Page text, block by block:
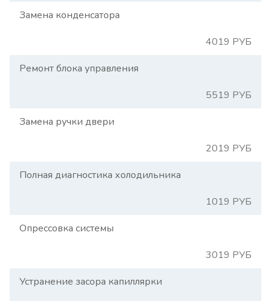
Замена конденсатора
4019 РУБ
Ремонт блока управления
5519 РУБ
Замена ручки двери
2019 РУБ
Полная диагностика холодильника
1019 РУБ
Опрессовка системы
3019 РУБ
Устранение засора капиллярки